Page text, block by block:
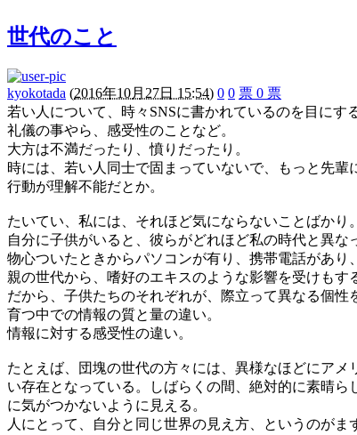
世代のこと
kyokotada (2016年10月27日 15:54) 0 0 票 0 票
若い人について、時々SNSに書かれているのを目にする
礼儀の事やら、感受性のことなど。
大方は不満だったり、憤りだったり。
時には、若い人同士で固まっていないで、もっと先輩
行動が理解不能だとか。
たいてい、私には、それほど気にならないことばかり。
自分に子供がいると、彼らがどれほど私の時代と異な
物心ついたときからパソコンが有り、携帯電話があり
親の世代から、嗜好のエキスのような影響を受けもす
だから、子供たちのそれぞれが、際立って異なる個
育つ中での情報の質と量の違い。
情報に対する感受性の違い。
たとえば、団塊の世代の方々には、異様なほどにア
い存在となっている。しばらくの間、絶対的に素晴
に気がつかないように見える。
人にとって、自分と同じ世界の見え方、というのが